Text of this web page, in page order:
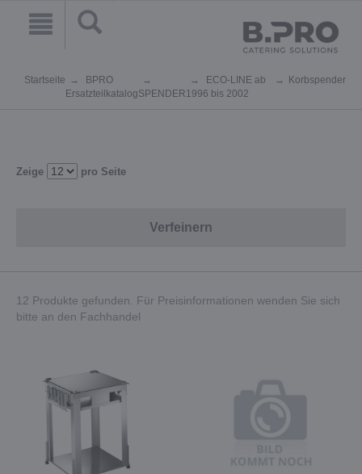
Startseite
BPRO
ErsatzteilkatalogSPENDER
ECO-LINE ab
1996 bis 2002
Korbspender
Zeige pro Seite
Verfeinern
12 Produkte gefunden. Für Preisinformationen wenden Sie sich
bitte an den Fachhandel